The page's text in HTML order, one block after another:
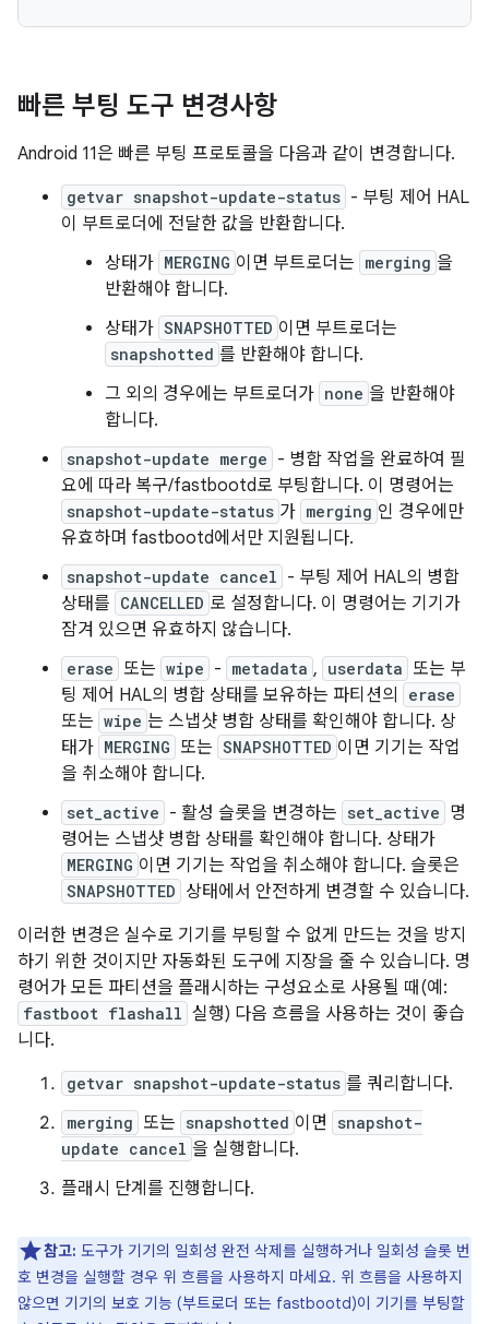
빠른 부팅 도구 변경사항
Android 11은 빠른 부팅 프로토콜을 다음과 같이 변경합니다.
getvar snapshot-update-status - 부팅 제어 HAL
이 부트로더에 전달한 값을 반환합니다.
상태가 MERGING 이면 부트로더는 merging 을
반환해야 합니다.
상태가 SNAPSHOTTED 이면 부트로더는
snapshotted 를 반환해야 합니다.
그 외의 경우에는 부트로더가 none 을 반환해야
합니다.
snapshot-update merge - 병합 작업을 완료하여 필
요에 따라 복구/fastbootd로 부팅합니다. 이 명령어는
snapshot-update-status 가 merging 인 경우에만
유효하며 fastbootd에서만 지원됩니다.
snapshot-update cancel - 부팅 제어 HAL의 병합
상태를 CANCELLED 로 설정합니다. 이 명령어는 기기가
잠겨 있으면 유효하지 않습니다.
erase 또는 wipe - metadata , userdata 또는 부
팅 제어 HAL의 병합 상태를 보유하는 파티션의
erase
또는 wipe 는 스냅샷 병합 상태를 확인해야 합니다. 상
태가 MERGING 또는 SNAPSHOTTED 이면 기기는 작업
을 취소해야 합니다.
set_active - 활성 슬롯을 변경하는 set_active 명
령어는 스냅샷 병합 상태를 확인해야 합니다. 상태가
MERGING 이면 기기는 작업을 취소해야 합니다. 슬롯은
SNAPSHOTTED 상태에서 안전하게 변경할 수 있습니다.
이러한 변경은 실수로 기기를 부팅할 수 없게 만드는 것을 방지
하기 위한 것이지만 자동화된 도구에 지장을 줄 수 있습니다. 명
령어가 모든 파티션을 플래시하는 구성요소로 사용될 때(예:
fastboot flashall 실행) 다음 흐름을 사용하는 것이 좋습
니다.
getvar snapshot-update-status 를 쿼리합니다.
merging 또는 snapshotted 이면
snapshot-
update cancel 을 실행합니다.
플래시 단계를 진행합니다.
참고: 도구가 기기의 일회성 완전 삭제를 실행하거나 일회성 슬롯 번
호 변경을 실행할 경우 위 흐름을 사용하지 마세요. 위 흐름을 사용하지
않으면 기기의 보호 기능 (부트로더 또는 fastbootd)이 기기를 부팅할